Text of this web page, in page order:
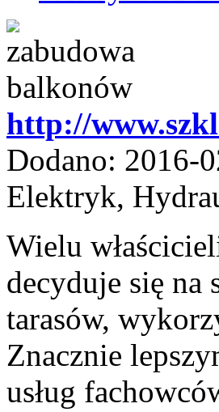
http://
Dodano: 2016-
Elektryk,
Wielu
decyduje się na
tarasów,
Znacznie
usług